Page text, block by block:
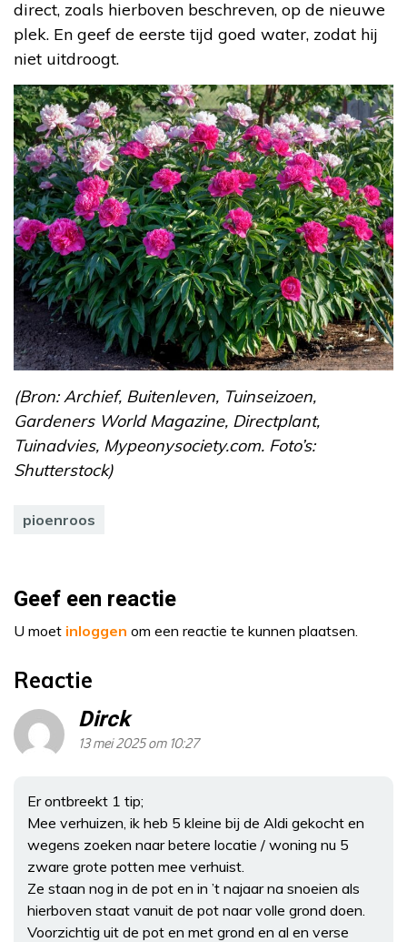
direct, zoals hierboven beschreven, op de nieuwe
plek. En geef de eerste tijd goed water, zodat hij
niet uitdroogt.
(Bron: Archief, Buitenleven, Tuinseizoen,
Gardeners World Magazine, Directplant,
Tuinadvies, Mypeonysociety.com. Foto’s:
Shutterstock)
pioenroos
Geef een reactie
U moet inloggen om een reactie te kunnen plaatsen.
Reactie
Dirck
13 mei 2025 om 10:27
Er ontbreekt 1 tip;
Mee verhuizen, ik heb 5 kleine bij de Aldi gekocht en
wegens zoeken naar betere locatie / woning nu 5
zware grote potten mee verhuist.
Ze staan nog in de pot en in ’t najaar na snoeien als
hierboven staat vanuit de pot naar volle grond doen.
Voorzichtig uit de pot en met grond en al en verse